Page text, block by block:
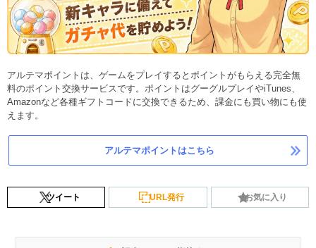
アルテマポイントは、ゲームをプレイするとポイントがもらえる完全無
料のポイント交換サービスです。ポイントはグーグルプレイやiTunes、
Amazonなど各種ギフトコードに交換できるため、課金にも買い物にも使
えます。
アルテマポイントはこちら
ツイート URL発行 お気に入り